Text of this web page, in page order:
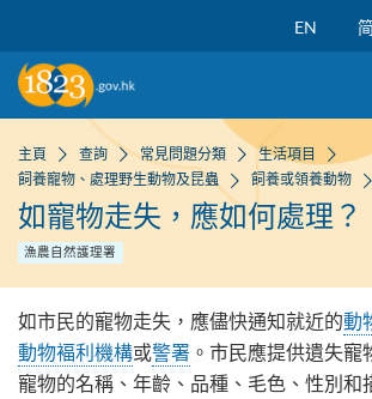
EN
主頁 查詢 常見問題分類
生活項目
飼養寵物、處理野生動物及昆蟲
飼養或領養動物
如寵物走失，應如何處理？
漁農自然護理署
如市民的寵物走失，應儘快通知就近的動
動物褔利機構或警署 。市民應提供遺失寵
寵物的名稱、年齡、品種、毛色、性別和